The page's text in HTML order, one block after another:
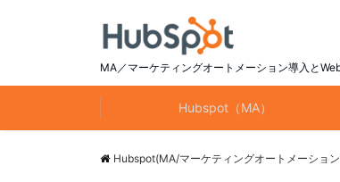
MA／マーケティングオートメーション導入と
Hubspot（MA）
Hubspot(MA/マーケティングオートメーション